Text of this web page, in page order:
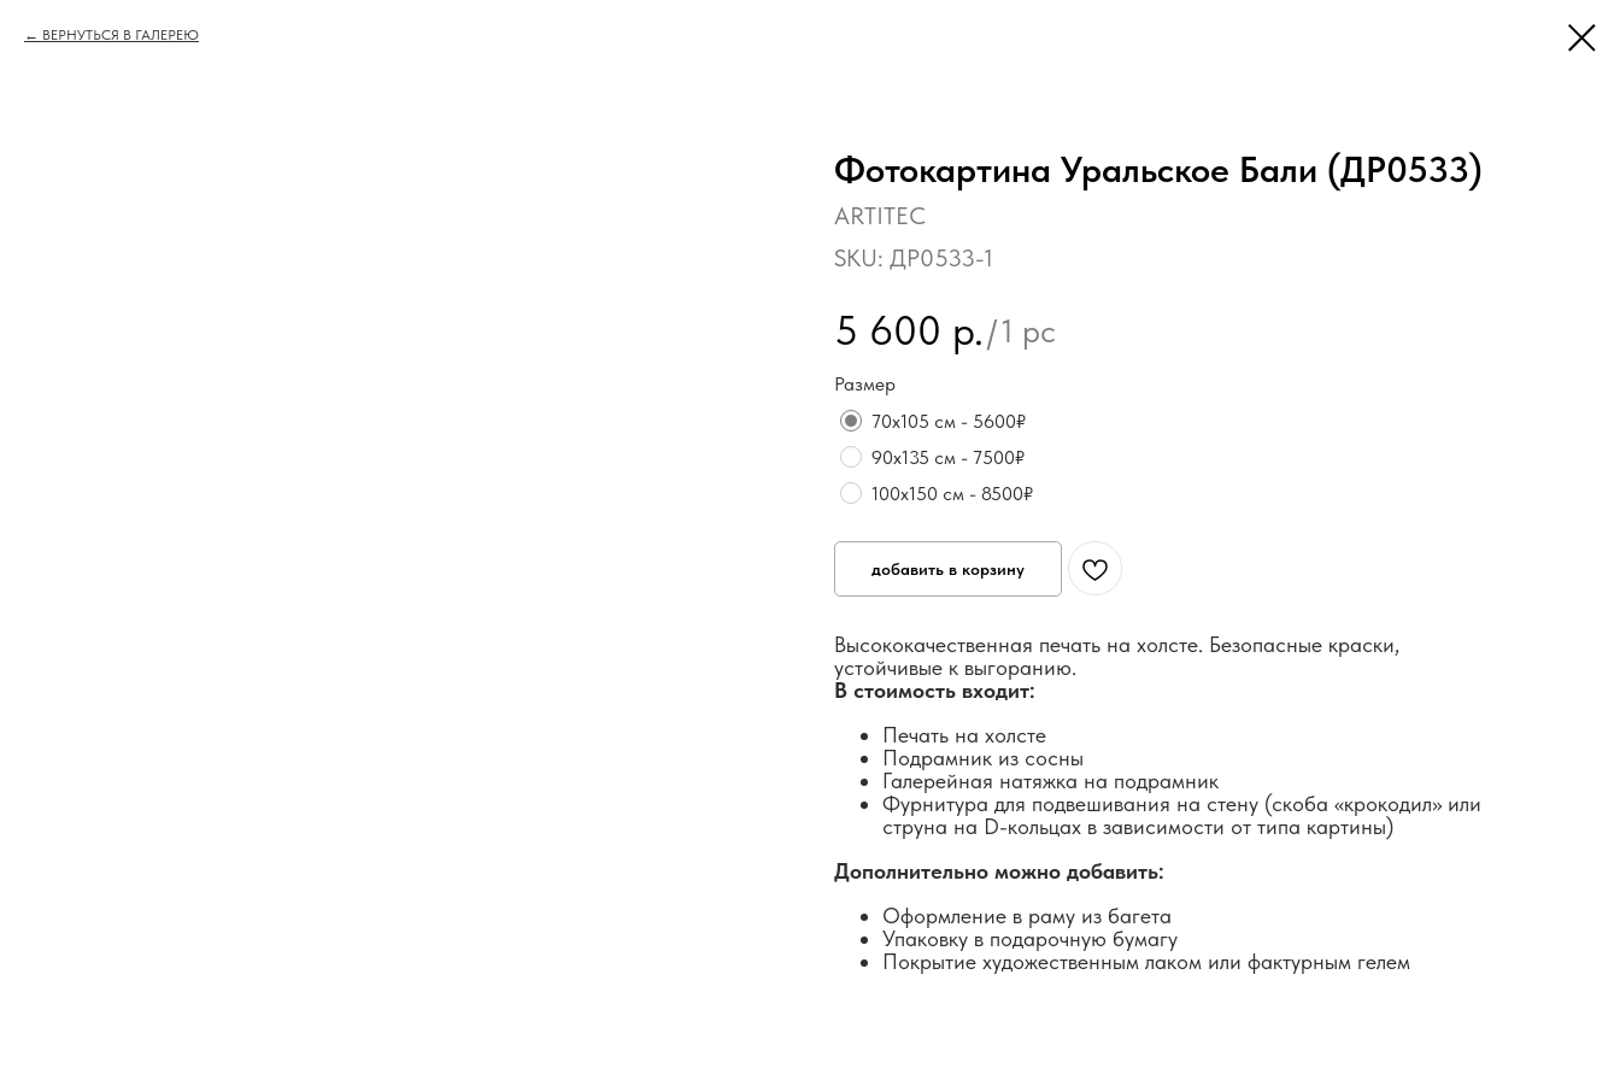
ВЕРНУТЬСЯ В ГАЛЕРЕЮ
Фотокартина Уральское Бали (ДР0533)
ARTITEC
SKU: ДР0533-1
5 600 р./1 pc
Размер
70х105 см - 5600₽
90х135 см - 7500₽
100х150 см - 8500₽
добавить в корзину
Высококачественная печать на холсте. Безопасные краски,
устойчивые к выгоранию.
В стоимость входит:
Печать на холсте
Подрамник из сосны
Галерейная натяжка на подрамник
Фурнитура для подвешивания на стену (скоба «крокодил» или
струна на D-кольцах в зависимости от типа картины)
Дополнительно можно добавить:
Оформление в раму из багета
Упаковку в подарочную бумагу
Покрытие художественным лаком или фактурным гелем